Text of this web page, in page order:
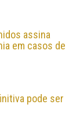
assina
em casos de
pode ser